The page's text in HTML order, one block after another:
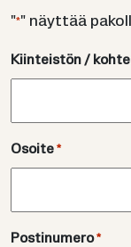
"*" näyttää
Kiinteistön /
Osoite *
Postinumero *